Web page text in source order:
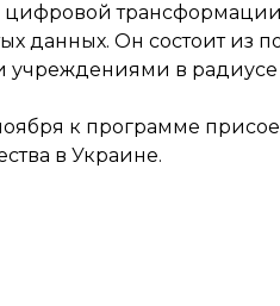
цифровой
данных. Он состоит из
в радиусе
к программе
в Украине.